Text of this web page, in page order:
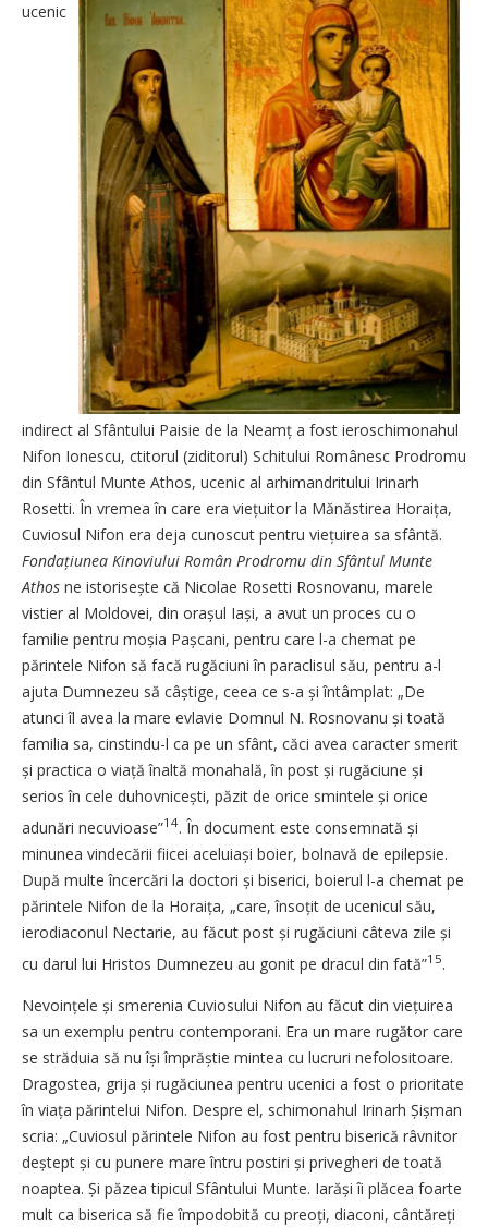
ucenic
indirect al Sfântului Paisie de la Neamț a fost ieroschimonahul
Nifon Ionescu, ctitorul (ziditorul) Schitului Românesc Prodromu
din Sfântul Munte Athos, ucenic al arhimandritului Irinarh
Rosetti. În vremea în care era vie­țuitor la Mănăstirea Horaița,
Cuviosul Nifon era deja cunoscut pentru viețuirea sa sfântă.
Fonda­­țiu­nea Kinoviului Român Prodro­mu din Sfân­tul Munte
Athos ne isto­risește că Nicolae Rosetti Rosnovanu, marele
vistier al Moldovei, din orașul Iași, a avut un proces cu o
familie pentru moșia Pașcani, pentru care l-a chemat pe
părintele Nifon să facă rugăciuni în paraclisul său, pentru a-l
ajuta Dumnezeu să câștige, ceea ce s-a și întâmplat: „De
atunci îl avea la mare evlavie Domnul N. Rosnovanu și toată
familia sa, cinstindu-l ca pe un sfânt, căci avea caracter smerit
și practica o viață înaltă monahală, în post și rugăciune și
serios în cele duhov­nicești, păzit de orice smintele și orice
adunări necuvioase”14. În document este consemnată și
minunea vindecării fiicei aceluiași boier, bolnavă de epilepsie.
După multe încercări la doctori și biserici, boierul l-a chemat pe
părintele Nifon de la Horaița, „care, însoțit de ucenicul său,
ierodiaconul Nectarie, au făcut post și rugăciuni câteva zile și
cu darul lui Hristos Dumnezeu au gonit pe dracul din fată”15.
Nevoințele și smerenia Cuviosului Nifon au făcut din viețuirea
sa un exemplu pentru contemporani. Era un mare rugător care
se străduia să nu își împrăștie mintea cu lucruri nefolositoare.
Dragostea, grija și rugăciunea pentru ucenici a fost o prioritate
în viața părintelui Nifon. Despre el, schimonahul Irinarh Șișman
scria: „Cuviosul părintele Nifon au fost pentru biserică râvnitor
deștept și cu punere mare întru postiri și privegheri de toată
noaptea. Și păzea tipicul Sfântului Mun­te. Iarăși îi plăcea foarte
mult ca biserica să fie împodobită cu preoți, diaconi, cântăreți